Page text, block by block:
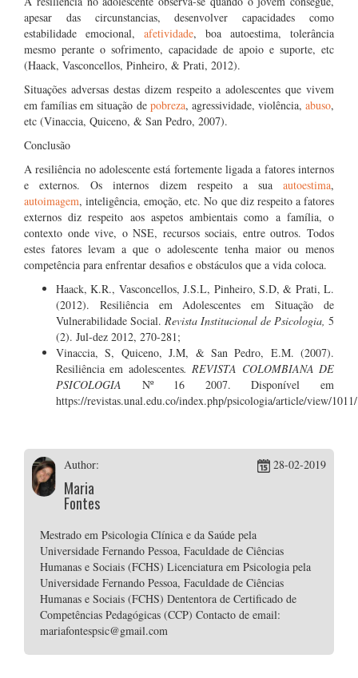
apesar das circunstancias, desenvolver capacidades como
estabilidade emocional, afetividade, boa autoestima, tolerância
mesmo perante o sofrimento, capacidade de apoio e suporte, etc
(Haack, Vasconcellos, Pinheiro, & Prati, 2012).
Situações adversas destas dizem respeito a adolescentes que vivem
em famílias em situação de pobreza, agressividade, violência, abuso,
etc (Vinaccia, Quiceno, & San Pedro, 2007).
Conclusão
A resiliência no adolescente está fortemente ligada a fatores internos
e externos. Os internos dizem respeito a sua autoestima,
autoimagem, inteligência, emoção, etc. No que diz respeito a fatores
externos diz respeito aos aspetos ambientais como a família, o
contexto onde vive, o NSE, recursos sociais, entre outros. Todos
estes fatores levam a que o adolescente tenha maior ou menos
competência para enfrentar desafios e obstáculos que a vida coloca.
Haack, K.R., Vasconcellos, J.S.L, Pinheiro, S.D, & Prati, L.
(2012). Resiliência em Adolescentes em Situação de
Vulnerabilidade Social. Revista Institucional de Psicologia, 5
(2). Jul-dez 2012, 270-281;
Vinaccia, S, Quiceno, J.M, & San Pedro, E.M. (2007).
Resiliência em adolescentes. REVISTA COLOMBIANA DE
PSICOLOGIA Nº 16 2007. Disponível em
https://revistas.unal.edu.co/index.php/psicologia/article/view/
Author:
Maria
Fontes
28-02-2019
Mestrado em Psicologia Clínica e da Saúde pela
Universidade Fernando Pessoa, Faculdade de Ciências
Humanas e Sociais (FCHS) Licenciatura em Psicologia pela
Universidade Fernando Pessoa, Faculdade de Ciências
Humanas e Sociais (FCHS) Dententora de Certificado de
Competências Pedagógicas (CCP) Contacto de email:
mariafontespsic@gmail.com